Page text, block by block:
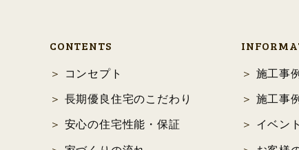
2021年01月 (3)
2020年12月 (6)
CONTENTS
コンセプト
長期優良住宅のこだわり
安心の住宅性能・保証
施工事
施工事
イベン